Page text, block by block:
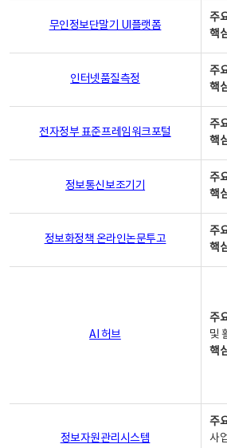
무인정보단말기 UI플랫폼
주
핵
인터넷품질측정
주
핵
전자정부 표준프레임워크포털
주
핵
정보통신보조기기
주
핵
정보화정책 온라인논문투고
주
핵
AI 허브
주
및
핵
정보자원관리시스템
주
사